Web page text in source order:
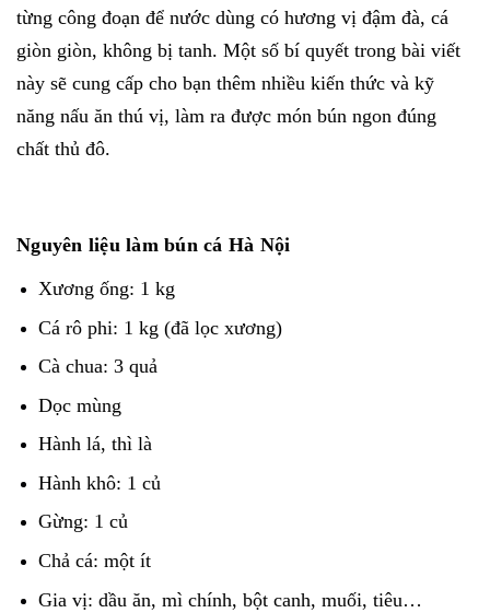
từng công đoạn để nước dùng có hương vị đậm đà, cá
giòn giòn, không bị tanh. Một số bí quyết trong bài viết
này sẽ cung cấp cho bạn thêm nhiều kiến thức và kỹ
năng nấu ăn thú vị, làm ra được món bún ngon đúng
chất thủ đô.
Nguyên liệu làm bún cá Hà Nội
Xương ống: 1 kg
Cá rô phi: 1 kg (đã lọc xương)
Cà chua: 3 quả
Dọc mùng
Hành lá, thì là
Hành khô: 1 củ
Gừng: 1 củ
Chả cá: một ít
Gia vị: dầu ăn, mì chính, bột canh, muối, tiêu…